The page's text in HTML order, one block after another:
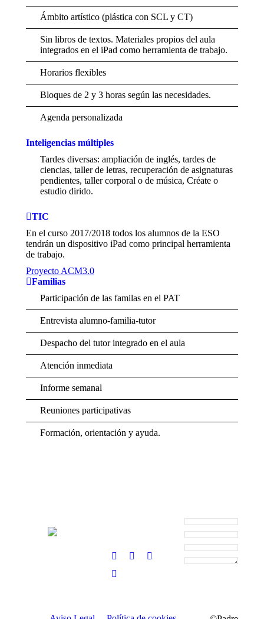
Ámbito artístico (plástica con SCL y CT)
Sin libros de textos. Materiales propios del aula
integrados en el iPad como herramienta de trabajo.
Horarios flexibles
Bloques de 2 y 3 horas según las necesidades.
Agenda personalizada
Inteligencias múltiples
Tardes diversas: ampliación de inglés, tardes de
ciencias, taller de letras, recuperación de asignaturas
pendientes, taller corporal o de música, Créate o
estudio dirido.
TIC
En el curso 2017/2018 todos los alumnos de la ESO
tendrán un dispositivo iPad como principal herramienta
de trabajo.
Proyecto ACM3.0
Familias
Participación de las familas en el PAT
Entrevista alumno-familia-tutor
Despacho del tutor integrado en el aula
Atención inmediata
Informe semanal
Reuniones participativas
Formación, orientación y ayuda.